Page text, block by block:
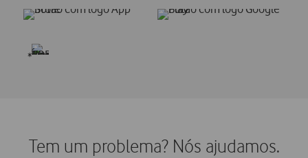
*
Tem um problema? Nós ajudamos.